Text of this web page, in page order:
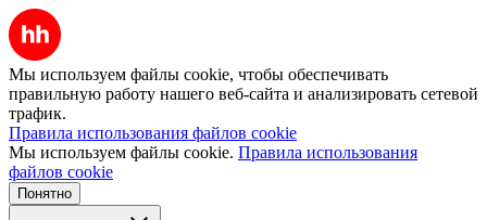
Мы используем файлы cookie, чтобы обеспечивать
правильную работу нашего веб-сайта и анализировать сетевой
трафик.
Правила использования файлов cookie
Мы используем файлы cookie. Правила использования
файлов cookie
Понятно